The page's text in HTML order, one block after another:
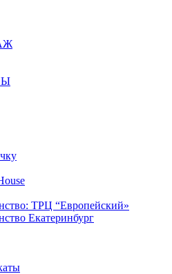
ТРЦ “Европейский»
Екатеринбург